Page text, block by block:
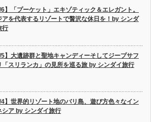
6】「プーケット」エキゾティック＆エレガント。
アを代表するリゾートで贅沢な休日を！by シンダ
行
5】大遺跡群と聖地キャンディーそしてジープサフ
「スリランカ」の見所を巡る旅 by シンダイ旅行
4】世界的リゾート地のバリ島、遊び方色々なイン
シア by シンダイ旅行